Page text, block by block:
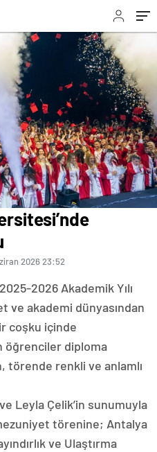
2026 23:52
2026 Akademik Yılı
ve akademi dünyasından
coşku içinde
öğrenciler diploma
törende renkli ve anlamlı
Leyla Çelik’in sunumuyla
törenine; Antalya
ve Ulaştırma
Gerek!”